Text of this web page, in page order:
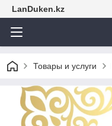
LanDuken.kz
Товары и услуги